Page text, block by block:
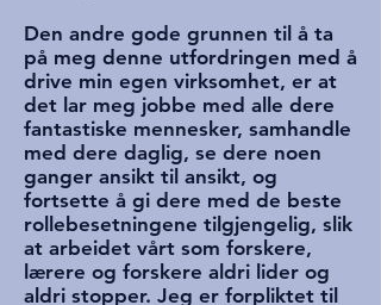
Den andre gode grunnen til å ta
på meg denne utfordringen med å
drive min egen virksomhet, er at
det lar meg jobbe med alle dere
fantastiske mennesker, samhandle
med dere daglig, se dere noen
ganger ansikt til ansikt, og
fortsette å gi dere med de beste
rollebesetningene tilgjengelig, slik
at arbeidet vårt som forskere,
lærere og forskere aldri lider og
aldri stopper. Jeg er forpliktet til